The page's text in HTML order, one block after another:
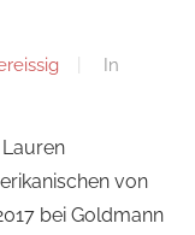
In
Lauren
von
bei Goldmann